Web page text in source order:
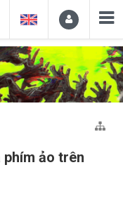
phím ảo trên